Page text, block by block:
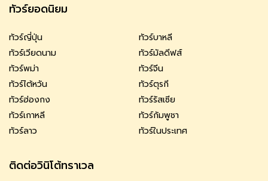
ทัวร์ยอดนิยม
ทัวร์ญี่ปุ่น
ทัวร์บาหลี
ทัวร์เวียดนาม
ทัวร์มัลดีฟส์
ทัวร์พม่า
ทัวร์จีน
ทัวร์ไต้หวัน
ทัวร์ตุรกี
ทัวร์ฮ่องกง
ทัวร์รัสเซีย
ทัวร์เกาหลี
ทัวร์กัมพูชา
ทัวร์ลาว
ทัวร์ในประเทศ
ติดต่อวินิโต้ทราเวล